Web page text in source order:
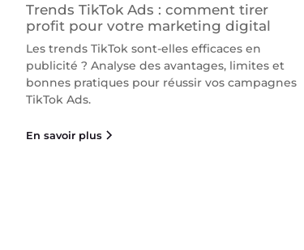
Trends TikTok Ads : comment tirer
profit pour votre marketing digital
Les trends TikTok sont-elles efficaces en
publicité ? Analyse des avantages, limites et
bonnes pratiques pour réussir vos campagnes
TikTok Ads.
En savoir plus